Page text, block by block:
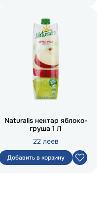
Naturalis нектар яблоко-
груша 1 Л
22 леев
Добавить в корзину